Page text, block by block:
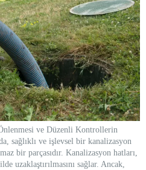
ve Düzenli Kontrollerin
sağlıklı ve işlevsel bir kanalizasyon
bir parçasıdır. Kanalizasyon hatları,
uzaklaştırılmasını sağlar. Ancak,